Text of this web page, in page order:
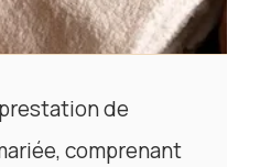
de
comprenant